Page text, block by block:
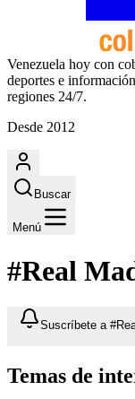
Venezuela hoy con
deportes e
regiones 24/7.
Desde 2012
Buscar
Menú
#Real
Suscríbete a
Temas de